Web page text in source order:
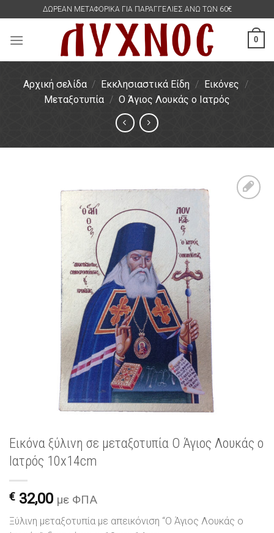
content
ΔΩΡΕΑΝ ΜΕΤΑΦΟΡΙΚΑ ΓΙΑ ΠΑΡΑΓΓΕΛΙΕΣ ΑΝΩ ΤΩΝ 60€
0
Αρχική σελίδα / Εκκλησιαστικά Είδη / Εικόνες /
Μεταξοτυπία / Ο Άγιος Λουκάς ο Ιατρός
Εικόνα ξύλινη σε μεταξοτυπία Ο Άγιος Λουκάς ο
Ιατρός 10x14cm
€ 32,00 με ΦΠΑ
Ξύλινη μεταξοτυπία με απεικόνιση “Ο Άγιος Λουκάς ο